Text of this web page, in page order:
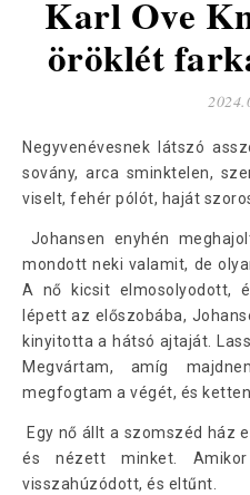
Karl Ove
öröklét
Negyvenévesnek látszó asszony nyitott ajtót. Sápad volt,
sovány, arca sminktelen,
viselt, fehér pólót, haját
Johansen enyhén
mondott neki valamit, de
A nő kicsit elmosolyodott,
lépett az előszobába,
kinyitotta a hátsó ajtaját.
Megvártam, amíg
megfogtam a végét, és
Egy nő állt a szomszéd ház
és nézett minket.
visszahúzódott, és eltűnt.